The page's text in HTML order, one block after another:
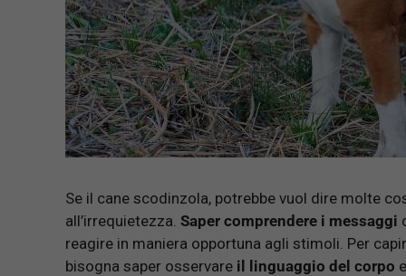
Se il cane scodinzola, potrebbe vuol dire molte
all’irrequietezza. Saper comprendere i messaggi
reagire in maniera opportuna agli stimoli. Per
bisogna saper osservare il linguaggio del corpo